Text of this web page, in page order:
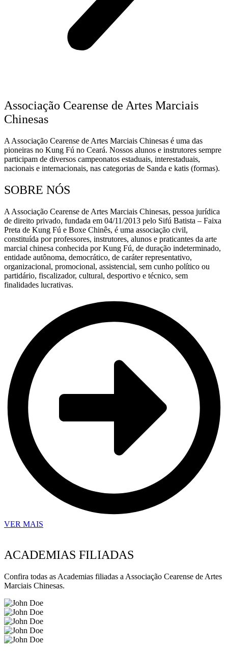
Associação Cearense de Artes Marciais
Chinesas
A Associação Cearense de Artes Marciais Chinesas é uma das
pioneiras no Kung Fú no Ceará. Nossos alunos e instrutores sempre
participam de diversos campeonatos estaduais, interestaduais,
nacionais e internacionais, nas categorias de Sanda e katis (formas).
SOBRE NÓS
A Associação Cearense de Artes Marciais Chinesas, pessoa jurídica
de direito privado, fundada em 04/11/2013 pelo Sifú Batista – Faixa
Preta de Kung Fú e Boxe Chinês, é uma associação civil,
constituída por professores, instrutores, alunos e praticantes da arte
marcial chinesa conhecida por Kung Fú, de duração indeterminado,
entidade autônoma, democrático, de caráter representativo,
organizacional, promocional, assistencial, sem cunho político ou
partidário, fiscalizador, cultural, desportivo e técnico, sem
finalidades lucrativas.
VER MAIS
ACADEMIAS FILIADAS
Confira todas as Academias filiadas a Associação Cearense de Artes
Marciais Chinesas.